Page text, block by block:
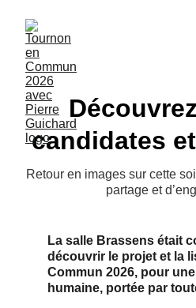
candidates
Retour en images sur cette
partage et
La salle Brassens était
découvrir le projet et la
Commun 2026, pour
humaine, portée par